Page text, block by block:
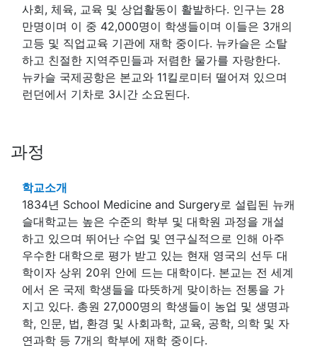
사회, 체육, 교육 및 상업활동이 활발하다. 인구는 28
만명이며 이 중 42,000명이 학생들이며 이들은 3개의
고등 및 직업교육 기관에 재학 중이다. 뉴카슬은 소탈
하고 친절한 지역주민들과 저렴한 물가를 자랑한다.
뉴카슬 국제공항은 본교와 11킬로미터 떨어져 있으며
런던에서 기차로 3시간 소요된다.
과정
학교소개
1834년 School Medicine and Surgery로 설립된 뉴캐
슬대학교는 높은 수준의 학부 및 대학원 과정을 개설
하고 있으며 뛰어난 수업 및 연구실적으로 인해 아주
우수한 대학으로 평가 받고 있는 현재 영국의 선두 대
학이자 상위 20위 안에 드는 대학이다. 본교는 전 세계
에서 온 국제 학생들을 따뜻하게 맞이하는 전통을 가
지고 있다. 총원 27,000명의 학생들이 농업 및 생명과
학, 인문, 법, 환경 및 사회과학, 교육, 공학, 의학 및 자
연과학 등 7개의 학부에 재학 중이다.